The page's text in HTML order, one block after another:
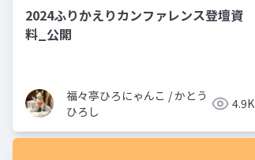
2024ふりかえりカンファレンス登壇資
料_公開
福々亭ひろにゃんこ / かとう
ひろし
4.9K